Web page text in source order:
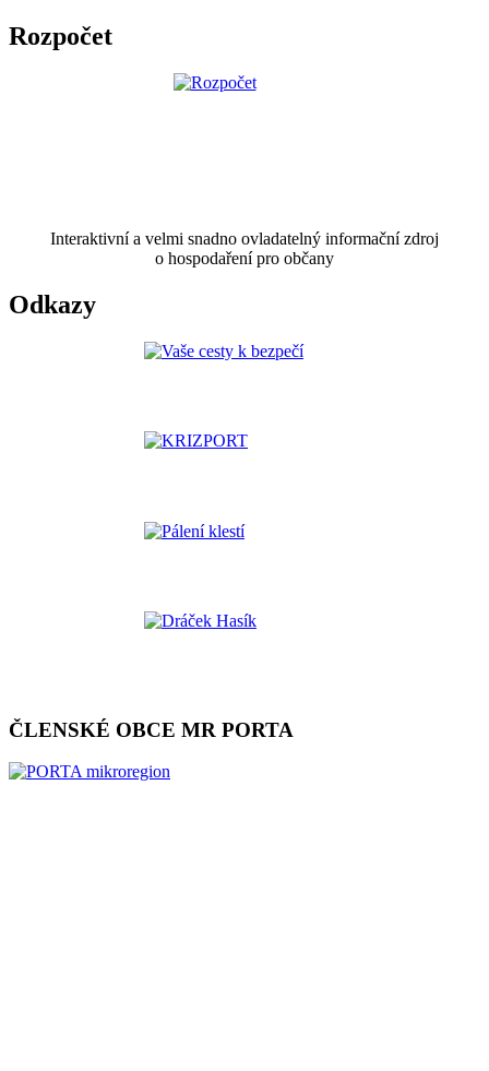
Rozpočet
Interaktivní a velmi snadno ovladatelný informační zdroj
o hospodaření pro občany
Odkazy
ČLENSKÉ OBCE MR PORTA